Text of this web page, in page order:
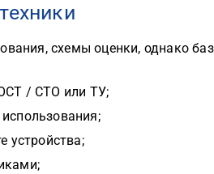
схемы оценки, однако
/ СТО или ТУ;
устройства;